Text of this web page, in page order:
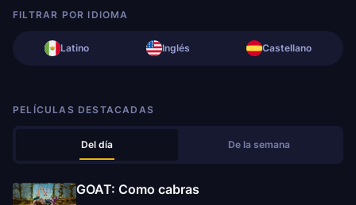
FILTRAR POR IDIOMA
Latino Inglés Castellano
PELÍCULAS DESTACADAS
Del día De la semana
GOAT: Como cabras